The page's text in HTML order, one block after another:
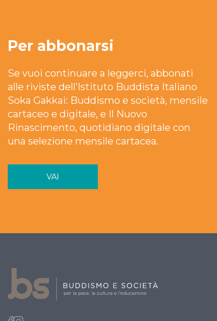
Per abbonarsi
Se vuoi continuare a leggerci, abbonati
alle riviste dell’Istituto Buddista Italiano
Soka Gakkai: Buddismo e società, mensile
cartaceo e digitale, e Il Nuovo
Rinascimento, quotidiano digitale con
una selezione mensile cartacea.
VAI